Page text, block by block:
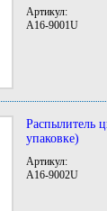
Артикул:
A16-9001U
Распылитель
упаковке)
Артикул:
A16-9002U